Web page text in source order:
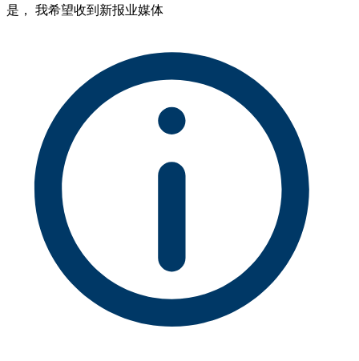
是， 我希望收到新报业媒体